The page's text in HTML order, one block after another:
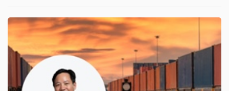
chứng
khoán
(-)
Tất cả Cổ phiếu Chỉ số Chứng chỉ quỹ